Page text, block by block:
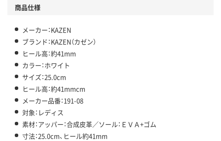
商品仕様
メーカー：KAZEN
ブランド：KAZEN（カゼン）
ヒール高：約41mm
カラー：ホワイト
サイズ：25.0cm
ヒール高：約41mmcm
メーカー品番：191-08
対象：レディス
素材：アッパー：合成皮革／ソール：ＥＶＡ+ゴム
寸法：25.0cm、ヒール約41mm